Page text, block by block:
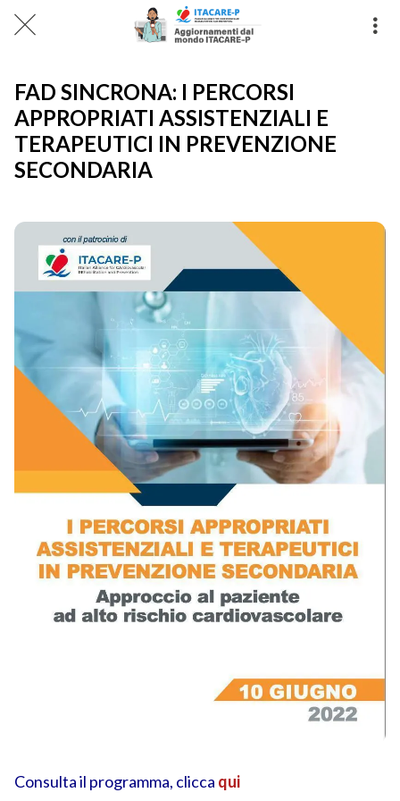
FAD SINCRONA: I PERCORSI
APPROPRIATI ASSISTENZIALI E
TERAPEUTICI IN PREVENZIONE
SECONDARIA
Consulta il programma, clicca qui